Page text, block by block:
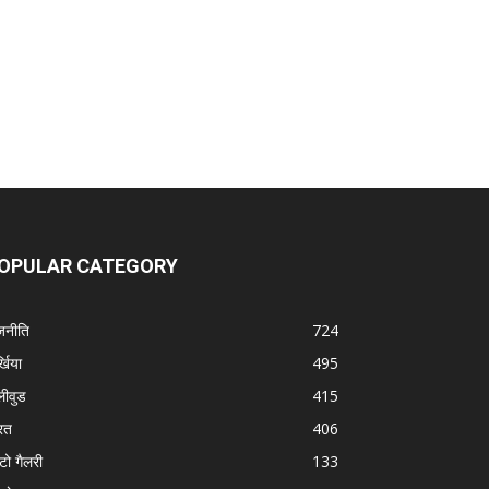
CATEGORY
724
495
415
406
गैलरी
133